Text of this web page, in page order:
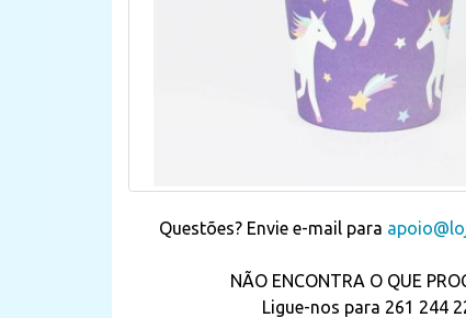
Questões? Envie e-mail para
NÃO ENCONTRA O QUE
Ligue-nos para 261 244